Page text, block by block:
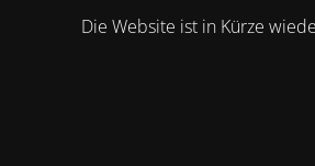
Die Website ist in Kürze